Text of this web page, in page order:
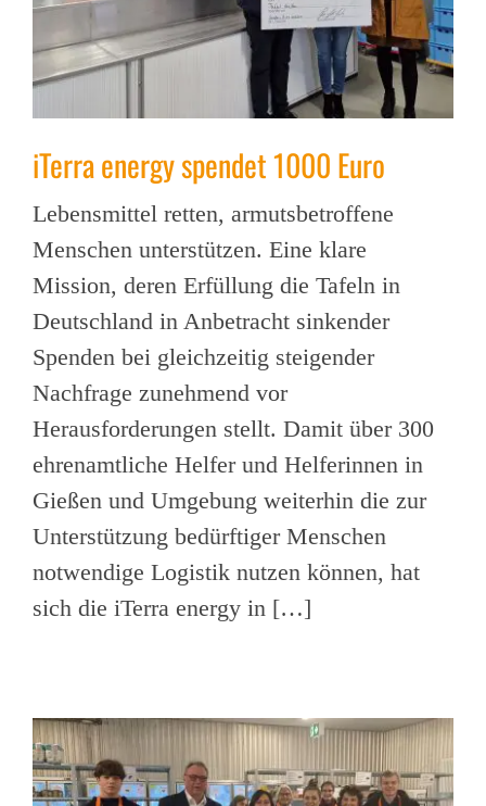
iTerra energy spendet 1000 Euro
Lebensmittel retten, armutsbetroffene
Menschen unterstützen. Eine klare
Mission, deren Erfüllung die Tafeln in
Deutschland in Anbetracht sinkender
Spenden bei gleichzeitig steigender
Nachfrage zunehmend vor
Herausforderungen stellt. Damit über 300
ehrenamtliche Helfer und Helferinnen in
Gießen und Umgebung weiterhin die zur
Unterstützung bedürftiger Menschen
notwendige Logistik nutzen können, hat
sich die iTerra energy in […]